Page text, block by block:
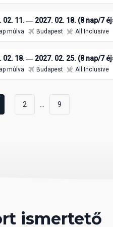
02. 11. ― 2027. 02. 18. (8 nap/7
múlva Budapest All Inclusive
02. 18. ― 2027. 02. 25. (8 nap/7
múlva Budapest All Inclusive
2 9
ismertető